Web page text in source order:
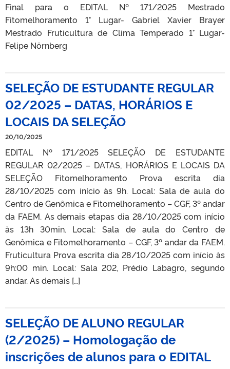
Final para o EDITAL Nº 171/2025 Mestrado
Fitomelhoramento 1° Lugar- Gabriel Xavier Brayer
Mestrado Fruticultura de Clima Temperado 1° Lugar-
Felipe Nörnberg
SELEÇÃO DE ESTUDANTE REGULAR
02/2025 – DATAS, HORÁRIOS E
LOCAIS DA SELEÇÃO
20/10/2025
EDITAL Nº 171/2025 SELEÇÃO DE ESTUDANTE
REGULAR 02/2025 – DATAS, HORÁRIOS E LOCAIS DA
SELEÇÃO Fitomelhoramento Prova escrita dia
28/10/2025 com início às 9h. Local: Sala de aula do
Centro de Genômica e Fitomelhoramento – CGF, 3º andar
da FAEM. As demais etapas dia 28/10/2025 com início
às 13h 30min. Local: Sala de aula do Centro de
Genômica e Fitomelhoramento – CGF, 3º andar da FAEM.
Fruticultura Prova escrita dia 28/10/2025 com início às
9h:00 min. Local: Sala 202, Prédio Labagro, segundo
andar. As demais […]
SELEÇÃO DE ALUNO REGULAR
(2/2025) – Homologação de
inscrições de alunos para o EDITAL